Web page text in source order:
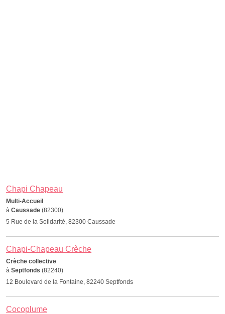
Chapi Chapeau
Multi-Accueil
à Caussade (82300)
5 Rue de la Solidarité, 82300 Caussade
Chapi-Chapeau Crèche
Crèche collective
à Septfonds (82240)
12 Boulevard de la Fontaine, 82240 Septfonds
Cocoplume